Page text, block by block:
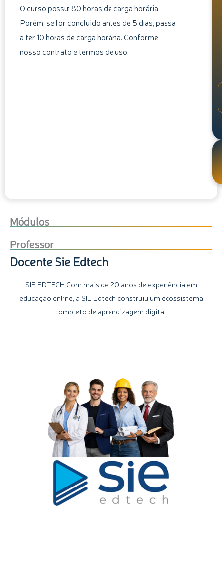
O curso possui 80 horas de carga horária.
Porém, se for concluído antes de 5 dias, passa
a ter 10 horas de carga horária. Conforme
nosso contrato e termos de uso.
Módulos
Professor
Docente Sie Edtech
SIE EDTECH Com mais de 20 anos de experiência em
educação online, a SIE Edtech construiu um ecossistema
completo de aprendizagem digital.